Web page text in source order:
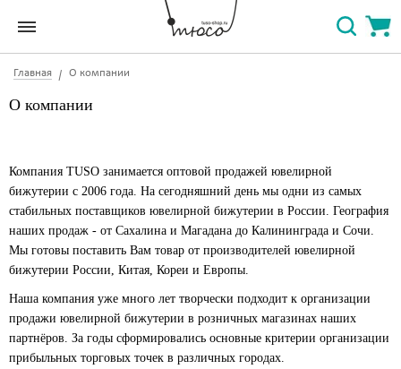
Главная О компании
О компании
Компания TUSO занимается оптовой продажей ювелирной
бижутерии с 2006 года. На сегодняшний день мы одни из самых
стабильных поставщиков ювелирной бижутерии в России. География
наших продаж - от Сахалина и Магадана до Калининграда и Сочи.
Мы готовы поставить Вам товар от производителей ювелирной
бижутерии России, Китая, Кореи и Европы.
Наша компания уже много лет творчески подходит к организации
продажи ювелирной бижутерии в розничных магазинах наших
партнёров. За годы сформировались основные критерии организации
прибыльных торговых точек в различных городах.